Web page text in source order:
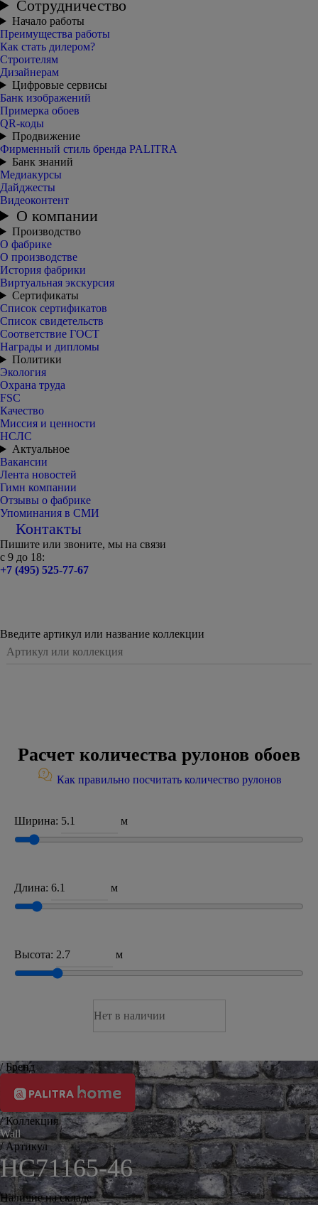
Сотрудничество
Начало работы
Преимущества работы
Как стать дилером?
Строителям
Дизайнерам
Цифровые сервисы
Банк изображений
Примерка обоев
QR-коды
Продвижение
Фирменный стиль бренда PALITRA
Банк знаний
Медиакурсы
Дайджесты
Видеоконтент
О компании
Производство
О фабрике
О производстве
История фабрики
Виртуальная экскурсия
Сертификаты
Список сертификатов
Список свидетельств
Соответствие ГОСТ
Награды и дипломы
Политики
Экология
Охрана труда
FSC
Качество
Миссия и ценности
НСЛС
Актуальное
Вакансии
Лента новостей
Гимн компании
Отзывы о фабрике
Упоминания в СМИ
Контакты
Пишите или звоните, мы на связи
с 9 до 18:
+7 (495) 525-77-67
Введите артикул или название коллекции
Расчет количества рулонов обоев
Как правильно посчитать количество рулонов
Ширина: м
Длина: м
Высота: м
Нет в наличии
/ Бренд
/ Коллекция
Wall
/ Артикул
HC71165-46
Наличие на складе